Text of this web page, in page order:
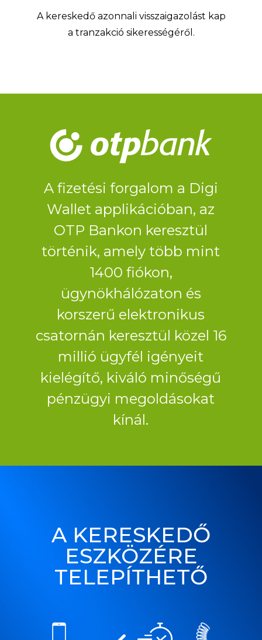
A kereskedő azonnali visszaigazolást kap
a tranzakció sikerességéről.
A fizetési forgalom a Digi
Wallet applikációban, az
OTP Bankon keresztül
történik, amely több mint
1400 fiókon,
ügynökhálózaton és
korszerű elektronikus
csatornán keresztül közel 16
millió ügyfél igényeit
kielégítő, kiváló minőségű
pénzügyi megoldásokat
kínál.
A KERESKEDŐ
ESZKÖZÉRE
TELEPÍTHETŐ